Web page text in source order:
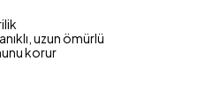
uzun ömürlü
korur